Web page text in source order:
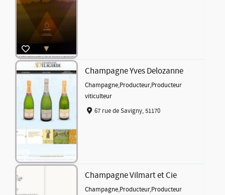
Champagne Yves Delozanne
Champagne,Producteur,Producteur
viticulteur
67 rue de Savigny, 51170
Champagne Vilmart et Cie
Champagne,Producteur,Producteur